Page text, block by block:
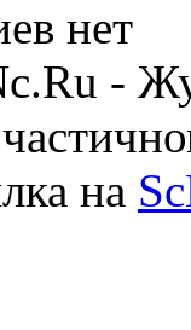
нет
-
на